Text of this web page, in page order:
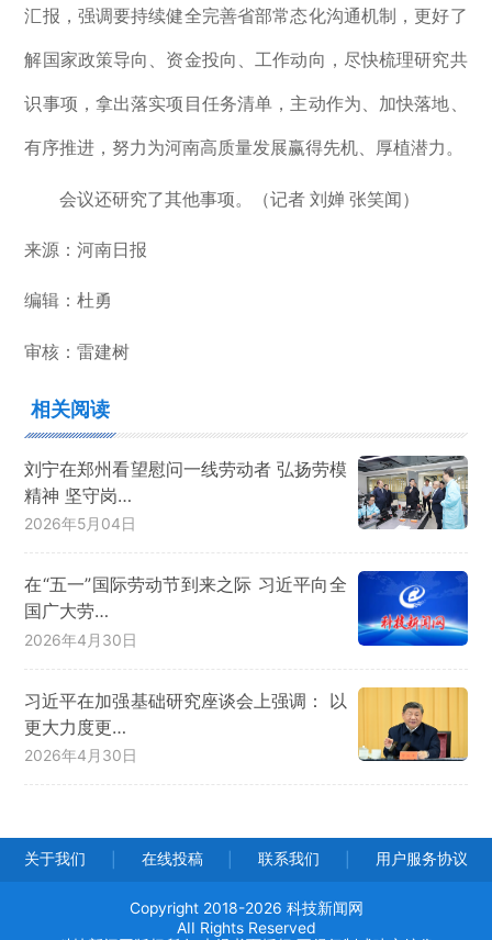
汇报，强调要持续健全完善省部常态化沟通机制，更好了
解国家政策导向、资金投向、工作动向，尽快梳理研究共
识事项，拿出落实项目任务清单，主动作为、加快落地、
有序推进，努力为河南高质量发展赢得先机、厚植潜力。
会议还研究了其他事项。（记者 刘婵 张笑闻）
来源：河南日报
编辑：杜勇
审核：雷建树
相关阅读
刘宁在郑州看望慰问一线劳动者 弘扬劳模
精神 坚守岗…
2026年5月04日
在“五一”国际劳动节到来之际 习近平向全
国广大劳…
2026年4月30日
习近平在加强基础研究座谈会上强调： 以
更大力度更…
2026年4月30日
关于我们 在线投稿 联系我们 用户服务协议
Copyright 2018-2026 科技新闻网
AII Rights Reserved